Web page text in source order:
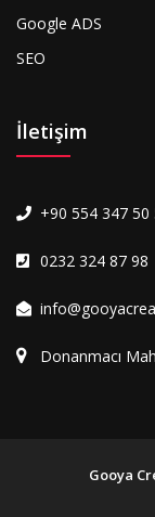
Google ADS
SEO
İletişim
+90 554 347 50
0232 324 87 98
Donanmacı
Gooya